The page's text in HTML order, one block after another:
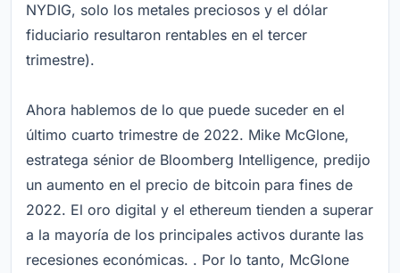
NYDIG, solo los metales preciosos y el dólar
fiduciario resultaron rentables en el tercer
trimestre).
Ahora hablemos de lo que puede suceder en el
último cuarto trimestre de 2022. Mike McGlone,
estratega sénior de Bloomberg Intelligence, predijo
un aumento en el precio de bitcoin para fines de
2022. El oro digital y el ethereum tienden a superar
a la mayoría de los principales activos durante las
recesiones económicas. . Por lo tanto, McGlone